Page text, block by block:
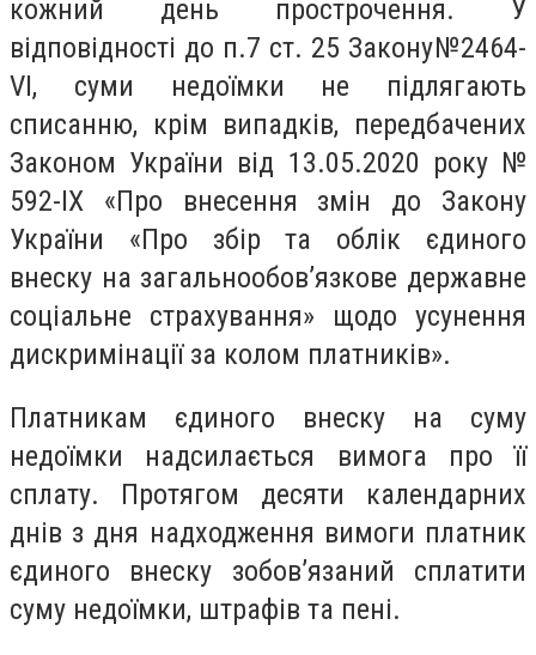
кожний день прострочення. У
відповідності до п.7 ст. 25 Закону№2464-
VI, суми недоїмки не підлягають
списанню, крім випадків, передбачених
Законом України від 13.05.2020 року №
592-IX «Про внесення змін до Закону
України «Про збір та облік єдиного
внеску на загальнообов’язкове державне
соціальне страхування» щодо усунення
дискримінації за колом платників».
Платникам єдиного внеску на суму
недоїмки надсилається вимога про її
сплату. Протягом десяти календарних
днів з дня надходження вимоги платник
єдиного внеску зобов’язаний сплатити
суму недоїмки, штрафів та пені.